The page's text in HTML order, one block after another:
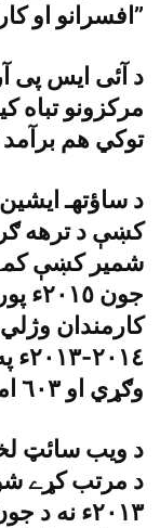
افسرانو او کارمندانو مرګ له غاړه ورکړه ـ”
توکي هم
د ساؤتهـ
کښې د ترهه
کارمندان
وګړي او ٦٠٣ امنيتى کارمندان وژلي شوي وو ـ
د ويب سائټ
د مرتب کړے